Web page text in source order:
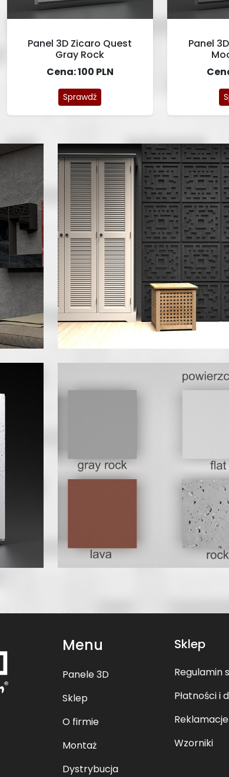
Panel 3D Zicaro Quest
Gray Rock
Cena: 100 PLN
Sprawdź
Panel
Menu
Panele 3D
Sklep
O firmie
Montaż
Dystrybucja
Sklep
Regulamin
Płatności i
Wzorniki